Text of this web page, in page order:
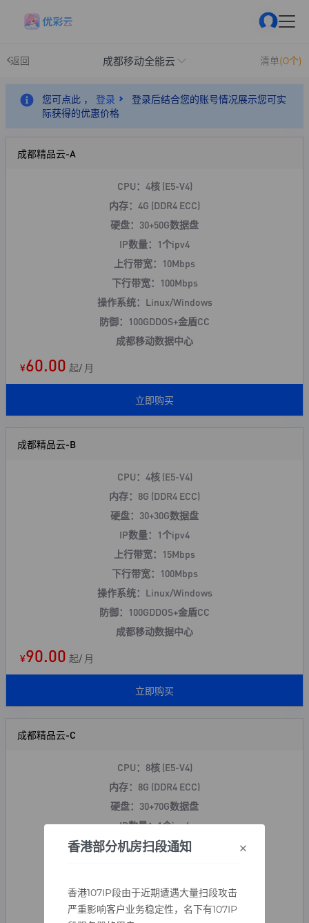
返回 成都移动全能云 清单(0个)
您可点此 ， 登录
登录后结合您的账号情况展示您可实
际获得的优惠价格
成都精品云-A
CPU：4核 (E5-V4)
内存：4G (DDR4 ECC)
硬盘：30+50G数据盘
IP数量：1个ipv4
上行带宽：10Mbps
下行带宽：100Mbps
操作系统：Linux/Windows
防御：100GDDOS+金盾CC
成都移动数据中心
¥60.00 起/ 月
立即购买
成都精品云-B
CPU：4核 (E5-V4)
内存：8G (DDR4 ECC)
硬盘：30+30G数据盘
IP数量：1个ipv4
上行带宽：15Mbps
下行带宽：100Mbps
操作系统：Linux/Windows
防御：100GDDOS+金盾CC
成都移动数据中心
¥90.00 起/ 月
立即购买
成都精品云-C
CPU：8核 (E5-V4)
内存：8G (DDR4 ECC)
硬盘：30+70G数据盘
IP数量：1个ipv4
上行带宽：20Mbps
防御：100GDDOS+
金盾CC
香港部分机房扫段通知
香港107IP段由于近期遭遇大量扫段攻击
严重影响客户业务稳定性，名下有107IP
×